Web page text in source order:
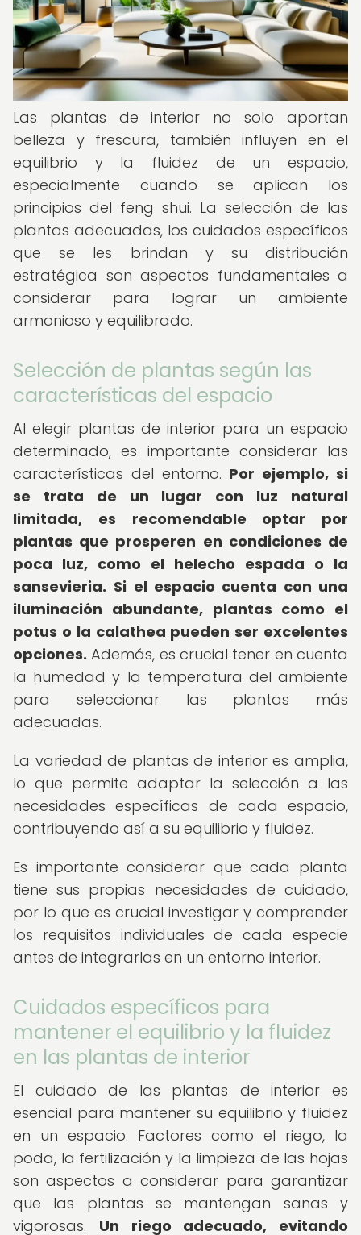
Las plantas de interior no solo aportan
belleza y frescura, también influyen en el
equilibrio y la fluidez de un espacio,
especialmente cuando se aplican los
principios del feng shui. La selección de las
plantas adecuadas, los cuidados específicos
que se les brindan y su distribución
estratégica son aspectos fundamentales a
considerar para lograr un ambiente
armonioso y equilibrado.
Selección de plantas según las
características del espacio
Al elegir plantas de interior para un espacio
determinado, es importante considerar las
características del entorno. Por ejemplo, si
se trata de un lugar con luz natural
limitada, es recomendable optar por
plantas que prosperen en condiciones de
poca luz, como el helecho espada o la
sansevieria. Si el espacio cuenta con una
iluminación abundante, plantas como el
potus o la calathea pueden ser excelentes
opciones. Además, es crucial tener en cuenta
la humedad y la temperatura del ambiente
para seleccionar las plantas más
adecuadas.
La variedad de plantas de interior es amplia,
lo que permite adaptar la selección a las
necesidades específicas de cada espacio,
contribuyendo así a su equilibrio y fluidez.
Es importante considerar que cada planta
tiene sus propias necesidades de cuidado,
por lo que es crucial investigar y comprender
los requisitos individuales de cada especie
antes de integrarlas en un entorno interior.
Cuidados específicos para
mantener el equilibrio y la fluidez
en las plantas de interior
El cuidado de las plantas de interior es
esencial para mantener su equilibrio y fluidez
en un espacio. Factores como el riego, la
poda, la fertilización y la limpieza de las hojas
son aspectos a considerar para garantizar
que las plantas se mantengan sanas y
vigorosas. Un riego adecuado, evitando